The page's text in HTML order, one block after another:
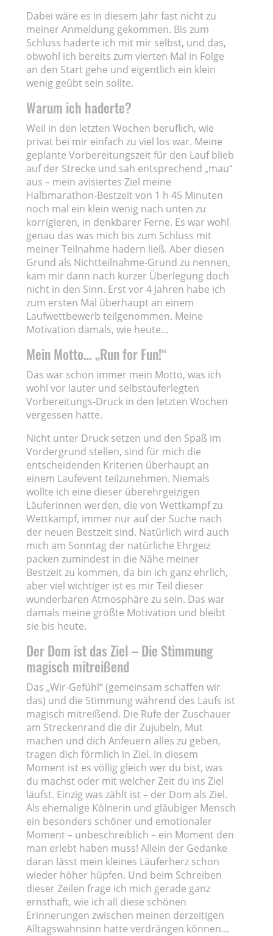
Dabei wäre es in diesem Jahr fast nicht zu
meiner Anmeldung gekommen. Bis zum
Schluss haderte ich mit mir selbst, und das,
obwohl ich bereits zum vierten Mal in Folge
an den Start gehe und eigentlich ein klein
wenig geübt sein sollte.
Warum ich haderte?
Weil in den letzten Wochen beruflich, wie
privat bei mir einfach zu viel los war. Meine
geplante Vorbereitungszeit für den Lauf blieb
auf der Strecke und sah entsprechend „mau“
aus – mein avisiertes Ziel meine
Halbmarathon-Bestzeit von 1 h 45 Minuten
noch mal ein klein wenig nach unten zu
korrigieren, in denkbarer Ferne. Es war wohl
genau das was mich bis zum Schluss mit
meiner Teilnahme hadern ließ. Aber diesen
Grund als Nichtteilnahme-Grund zu nennen,
kam mir dann nach kurzer Überlegung doch
nicht in den Sinn. Erst vor 4 Jahren habe ich
zum ersten Mal überhaupt an einem
Laufwettbewerb teilgenommen. Meine
Motivation damals, wie heute…
Mein Motto… „Run for Fun!“
Das war schon immer mein Motto, was ich
wohl vor lauter und selbstauferlegten
Vorbereitungs-Druck in den letzten Wochen
vergessen hatte.
Nicht unter Druck setzen und den Spaß im
Vordergrund stellen, sind für mich die
entscheidenden Kriterien überhaupt an
einem Laufevent teilzunehmen. Niemals
wollte ich eine dieser überehrgeizigen
Läuferinnen werden, die von Wettkampf zu
Wettkampf, immer nur auf der Suche nach
der neuen Bestzeit sind. Natürlich wird auch
mich am Sonntag der natürliche Ehrgeiz
packen zumindest in die Nähe meiner
Bestzeit zu kommen, da bin ich ganz ehrlich,
aber viel wichtiger ist es mir Teil dieser
wunderbaren Atmosphäre zu sein. Das war
damals meine größte Motivation und bleibt
sie bis heute.
Der Dom ist das Ziel – Die Stimmung
magisch mitreißend
Das „Wir-Gefühl“ (gemeinsam schaffen wir
das) und die Stimmung während des Laufs ist
magisch mitreißend. Die Rufe der Zuschauer
am Streckenrand die dir Zujubeln, Mut
machen und dich Anfeuern alles zu geben,
tragen dich förmlich in Ziel. In diesem
Moment ist es völlig gleich wer du bist, was
du machst oder mit welcher Zeit du ins Ziel
läufst. Einzig was zählt ist – der Dom als Ziel.
Als ehemalige Kölnerin und gläubiger Mensch
ein besonders schöner und emotionaler
Moment – unbeschreiblich – ein Moment den
man erlebt haben muss! Allein der Gedanke
daran lässt mein kleines Läuferherz schon
wieder höher hüpfen. Und beim Schreiben
dieser Zeilen frage ich mich gerade ganz
ernsthaft, wie ich all diese schönen
Erinnerungen zwischen meinen derzeitigen
Alltagswahnsinn hatte verdrängen können…